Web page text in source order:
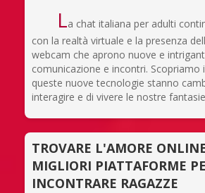
La chat italiana per adulti
con la realtà virtuale e la presenza
webcam che aprono nuove e
comunicazione e incontri. Scopriamo
queste nuove tecnologie stanno
interagire e di vivere le nostre
TROVARE L'AMORE
MIGLIORI PIATTAFORME
INCONTRARE RAGAZZE